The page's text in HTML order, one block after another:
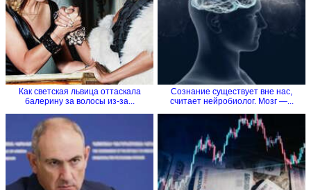
Как светская львица оттаскала
балерину за волосы из-за...
Сознание существует вне нас,
считает нейробиолог. Мозг —...